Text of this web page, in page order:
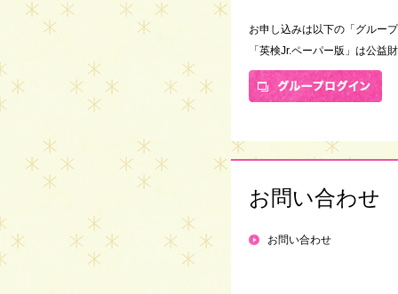
お申し込みは以下の「グルー
「英検Jr.ペーパー版」は公
お問い合わせ
お問い合わせ